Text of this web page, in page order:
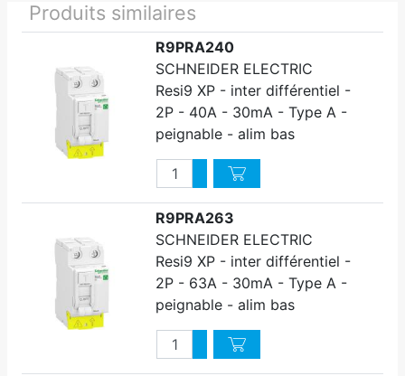
Produits similaires
R9PRA240
SCHNEIDER ELECTRIC
Resi9 XP - inter différentiel -
2P - 40A - 30mA - Type A -
peignable - alim bas
QuantitéAugmenter quantité
Diminuer quantité
R9PRA263
SCHNEIDER ELECTRIC
Resi9 XP - inter différentiel -
2P - 63A - 30mA - Type A -
peignable - alim bas
QuantitéAugmenter quantité
Diminuer quantité